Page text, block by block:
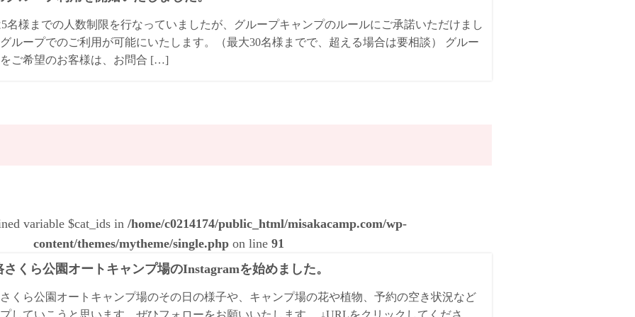
名様までの人数制限を行なっていましたが、グループキャンプのルールにご承諾いただけまし
ループでのご利用が可能にいたします。（最大30名様までで、超える場合は要相談） グルー
ご希望のお客様は、お問合 […]
variable $cat_ids in /home/c0214174/public_html/misakacamp.com/wp-
content/themes/mytheme/single.phpon line 91
さくら公園オートキャンプ場のInstagramを始めました。
くら公園オートキャンプ場のその日の様子や、キャンプ場の花や植物、予約の空き状況など